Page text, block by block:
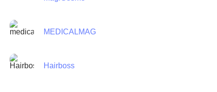
MEDICALMAG
Hairboss